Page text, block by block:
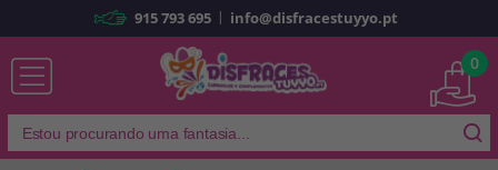
Já sou cliente
915 793 695 | info@disfracestuyyo.pt
0